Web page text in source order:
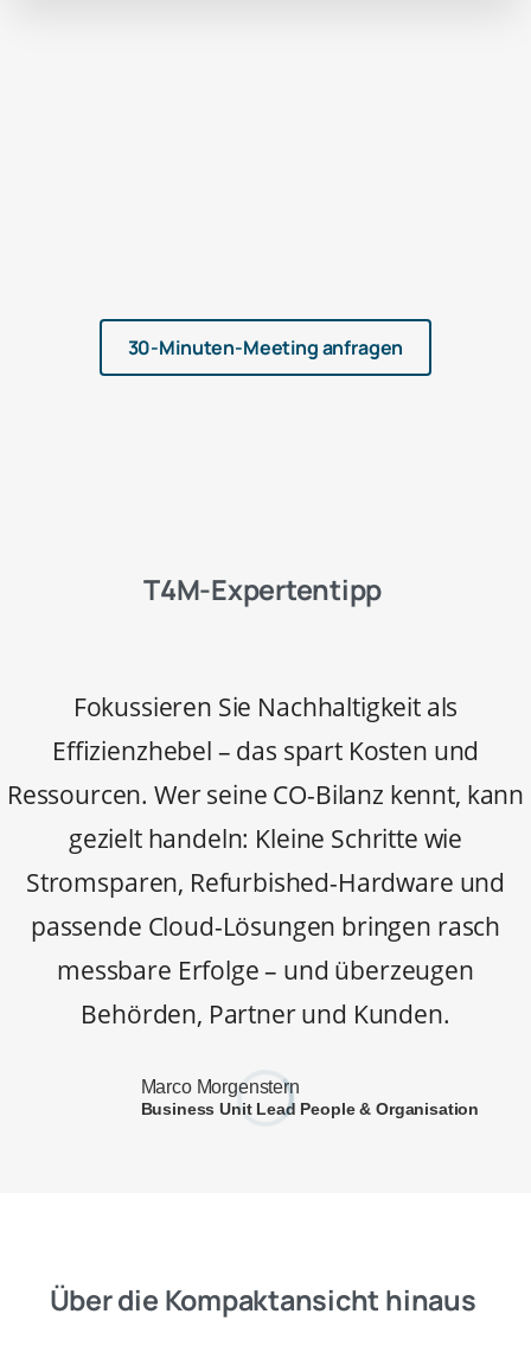
30-Minuten-Meeting anfragen
T4M-Expertentipp
Fokussieren Sie Nachhaltigkeit als
Effizienzhebel – das spart Kosten und
Ressourcen. Wer seine CO-Bilanz kennt, kann
gezielt handeln: Kleine Schritte wie
Stromsparen, Refurbished-Hardware und
passende Cloud-Lösungen bringen rasch
messbare Erfolge – und überzeugen
Behörden, Partner und Kunden.
Marco Morgenstern
Business Unit Lead People & Organisation
Über die Kompaktansicht hinaus